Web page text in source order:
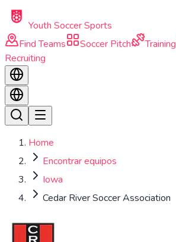
Skip to main content
Youth Soccer Sports
Find Teams
Soccer Pitch Training
Recruiting
Home
Encontrar equipos
Iowa
Cedar River Soccer Association